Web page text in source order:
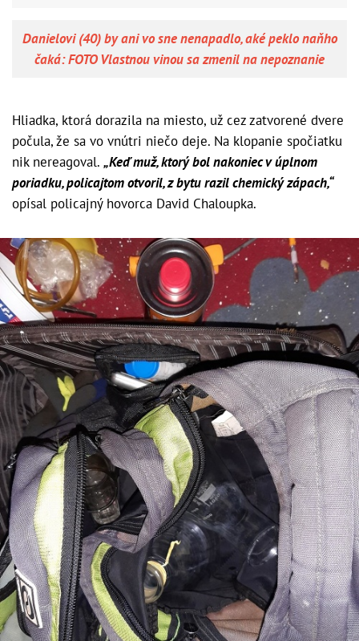
Danielovi (40) by ani vo sne nenapadlo, aké peklo naňho
čaká: FOTO Vlastnou vinou sa zmenil na nepoznanie
Hliadka, ktorá dorazila na miesto, už cez zatvorené dvere
počula, že sa vo vnútri niečo deje. Na klopanie spočiatku
nik nereagoval. „Keď muž, ktorý bol nakoniec v úplnom
poriadku, policajtom otvoril, z bytu razil chemický zápach,“
opísal policajný hovorca David Chaloupka.